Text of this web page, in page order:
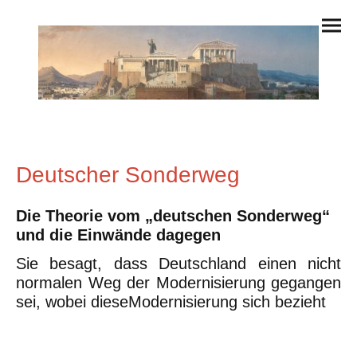
Deutscher Sonderweg
Die Theorie vom „deutschen Sonderweg“
und die Einwände dagegen
Sie besagt, dass Deutschland einen nicht
normalen Weg der Modernisierung gegangen
sei, wobei dieseModernisierung sich bezieht